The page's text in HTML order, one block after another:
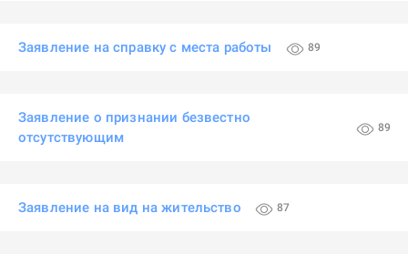
Заявление на справку с места работы 89
Заявление о признании безвестно
отсутствующим
89
Заявление на вид на жительство 87